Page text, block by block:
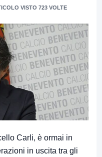
VISTO 723 VOLTE
Carli, è ormai in
in uscita tra gli